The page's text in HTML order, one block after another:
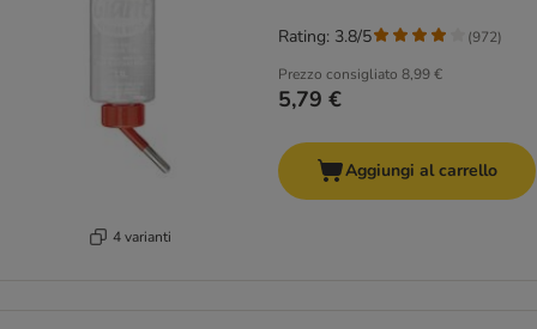
4 varianti
Prezzo consigliato 8,99 €
5,79 €
Rating: 3.8/5 (972)
Aggiungi al carrello